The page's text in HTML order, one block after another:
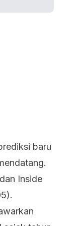
baru
Inside